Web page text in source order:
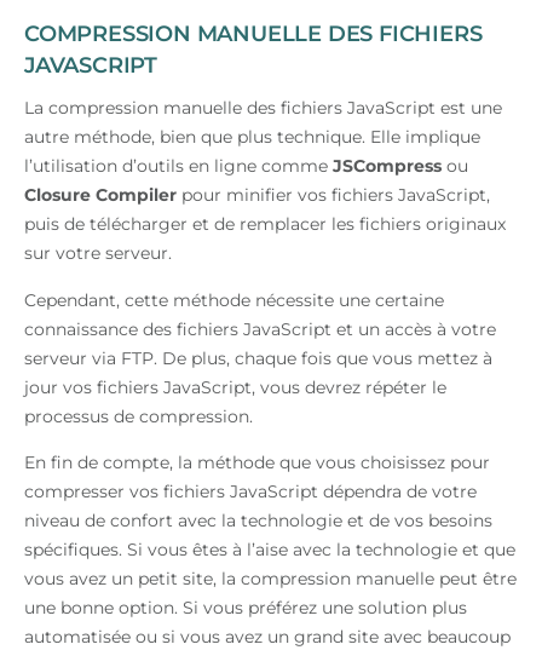
COMPRESSION MANUELLE DES FICHIERS
JAVASCRIPT
La compression manuelle des fichiers JavaScript est une
autre méthode, bien que plus technique. Elle implique
l’utilisation d’outils en ligne comme JSCompress ou
Closure Compiler pour minifier vos fichiers JavaScript,
puis de télécharger et de remplacer les fichiers originaux
sur votre serveur.
Cependant, cette méthode nécessite une certaine
connaissance des fichiers JavaScript et un accès à votre
serveur via FTP. De plus, chaque fois que vous mettez à
jour vos fichiers JavaScript, vous devrez répéter le
processus de compression.
En fin de compte, la méthode que vous choisissez pour
compresser vos fichiers JavaScript dépendra de votre
niveau de confort avec la technologie et de vos besoins
spécifiques. Si vous êtes à l’aise avec la technologie et que
vous avez un petit site, la compression manuelle peut être
une bonne option. Si vous préférez une solution plus
automatisée ou si vous avez un grand site avec beaucoup